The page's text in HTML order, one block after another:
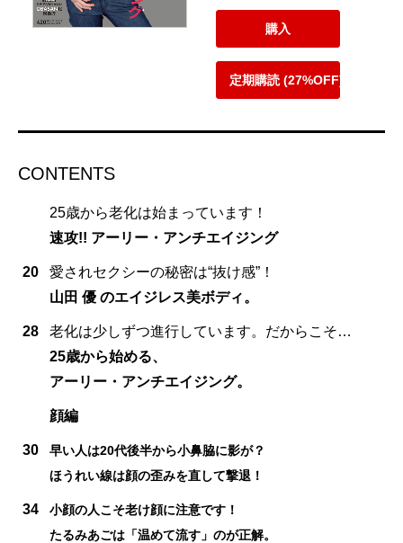
購入
定期購読 (27%OFF)
CONTENTS
25歳から老化は始まっています！
速攻!! アーリー・アンチエイジング
20
愛されセクシーの秘密は“抜け感”！
山田 優 のエイジレス美ボディ。
28
老化は少しずつ進行しています。だからこそ…
25歳から始める、
アーリー・アンチエイジング。
顔編
30
早い人は20代後半から小鼻脇に影が？
ほうれい線は顔の歪みを直して撃退！
34
小顔の人こそ老け顔に注意です！
たるみあごは「温めて流す」のが正解。